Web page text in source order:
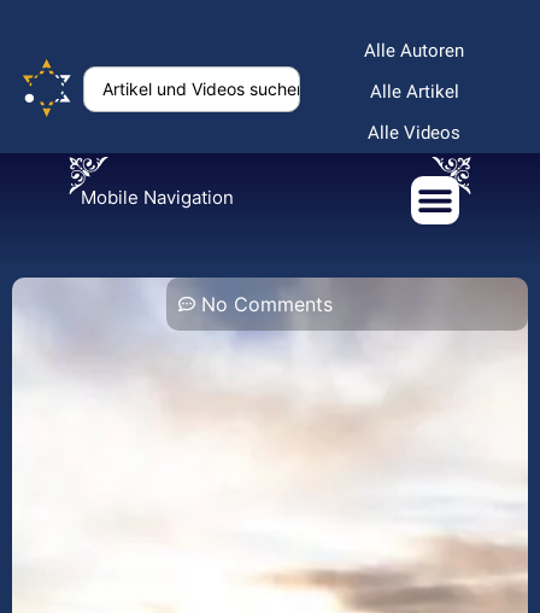
Alle Autoren
Alle Artikel
Alle Videos
Mobile Navigation
No Comments